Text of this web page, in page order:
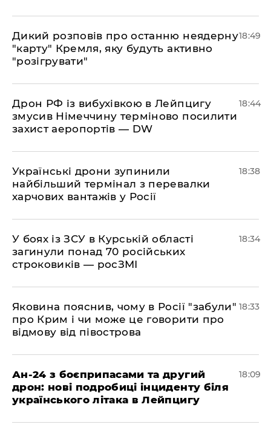
​Дикий розповів про останню неядерну
"карту" Кремля, яку будуть активно
"розігрувати"
18:49
​Дрон РФ із вибухівкою в Лейпцигу
змусив Німеччину терміново посилити
захист аеропортів — DW
18:44
​Українські дрони зупинили
найбільший термінал з перевалки
харчових вантажів у Росії
18:38
​У боях із ЗСУ в Курській області
загинули понад 70 російських
строковиків — росЗМІ
18:34
​Яковина пояснив, чому в Росії "забули"
про Крим і чи може це говорити про
відмову від півострова
18:33
​Ан-24 з боєприпасами та другий
дрон: нові подробиці інциденту біля
українського літака в Лейпцигу
18:09